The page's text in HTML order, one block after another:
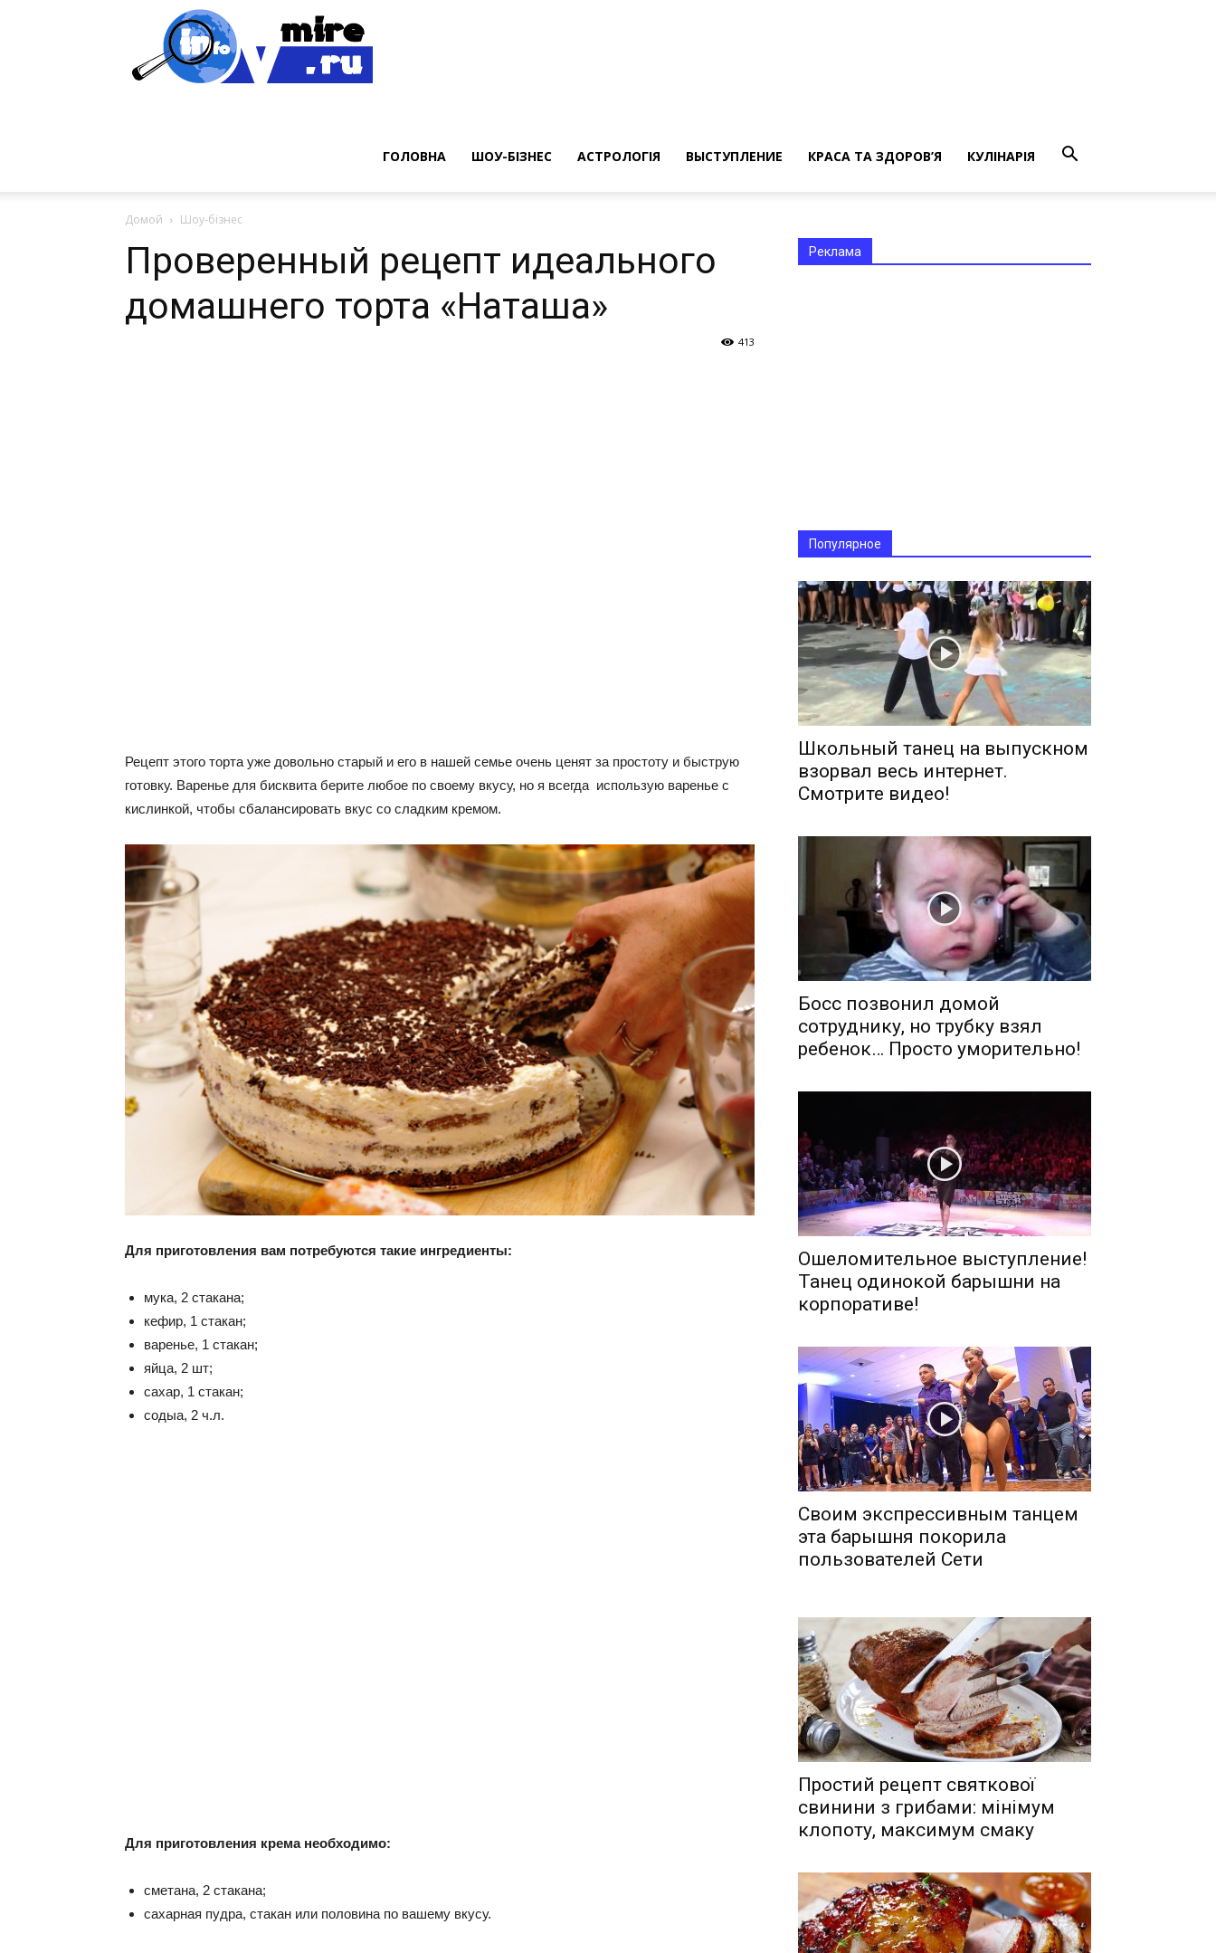
ГОЛОВНА ШОУ-БІЗНЕС АСТРОЛОГІЯ ВЫСТУПЛЕНИЕ КРАСА ТА ЗДОРОВ’Я КУЛІНАРІЯ
Домой Шоу-бізнес
Проверенный рецепт идеального
домашнего торта «Наташа»
413
Рецепт этого торта уже довольно старый и его в нашей семье очень ценят за простоту и быструю
готовку. Варенье для бисквита берите любое по своему вкусу, но я всегда использую варенье с
кислинкой, чтобы сбалансировать вкус со сладким кремом.
Для приготовления вам потребуются такие ингредиенты:
мука, 2 стакана;
кефир, 1 стакан;
варенье, 1 стакан;
яйца, 2 шт;
сахар, 1 стакан;
содыа, 2 ч.л.
Для приготовления крема необходимо:
сметана, 2 стакана;
сахарная пудра, стакан или половина по вашему вкусу.
Реклама
Популярное
Школьный танец на выпускном
взорвал весь интернет.
Смотрите видео!
Босс позвонил домой
сотруднику, но трубку взял
ребенок… Просто уморительно!
Ошеломительное выступление!
Танец одинокой барышни на
корпоративе!
Своим экспрессивным танцем
эта барышня покорила
пользователей Сети
Простий рецепт святкової
свинини з грибами: мінімум
клопоту, максимум смаку